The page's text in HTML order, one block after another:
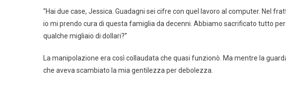
“Hai due case, Jessica. Guadagni sei cifre con quel lavoro al computer. Nel
io mi prendo cura di questa famiglia da decenni. Abbiamo sacrificato tutto
qualche migliaio di dollari?”
La manipolazione era così collaudata che quasi funzionò. Ma mentre la
che aveva scambiato la mia gentilezza per debolezza.